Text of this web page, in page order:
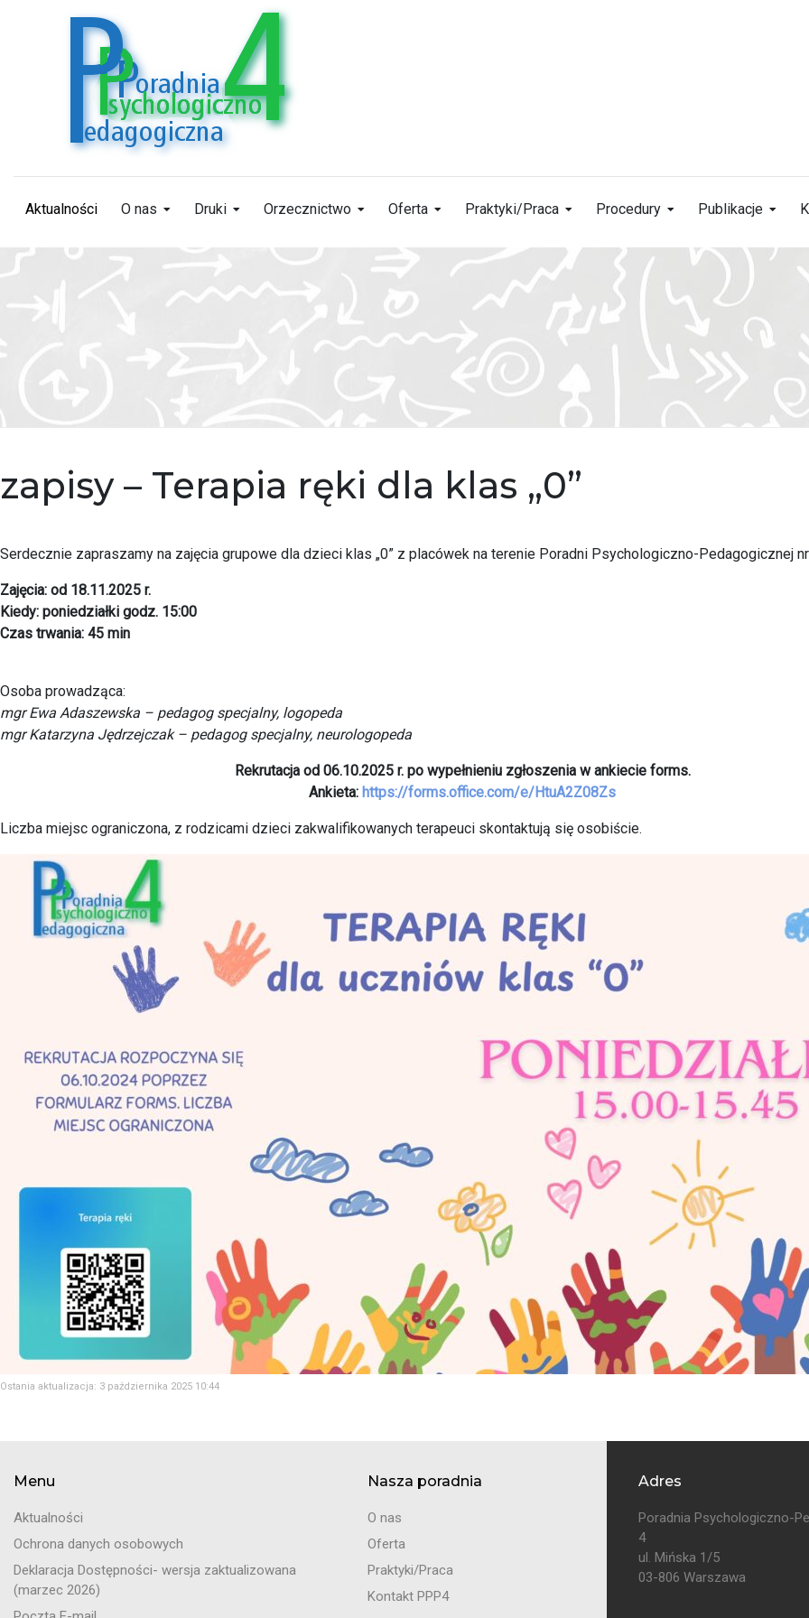
Aktualności O nas Druki Orzecznictwo Oferta Praktyki/Praca Procedury Publikacje
zapisy – Terapia ręki dla klas „0”
Serdecznie zapraszamy na zajęcia grupowe dla dzieci klas „0” z placówek na terenie Poradni Psychologiczno-Pedagogicznej
Zajęcia: od 18.11.2025 r.
Kiedy: poniedziałki godz. 15:00
Czas trwania: 45 min
Osoba prowadząca:
mgr Ewa Adaszewska – pedagog specjalny, logopeda
mgr Katarzyna Jędrzejczak – pedagog specjalny, neurologopeda
Rekrutacja od 06.10.2025 r. po wypełnieniu zgłoszenia w ankiecie forms.
Ankieta: https://forms.office.com/e/HtuA2Z08Zs
Liczba miejsc ograniczona, z rodzicami dzieci zakwalifikowanych terapeuci skontaktują się osobiście.
Ostania aktualizacja: 3 października 2025 10:44
Menu
Aktualności
Ochrona danych osobowych
Deklaracja Dostępności- wersja zaktualizowana
(marzec 2026)
Nasza poradnia
O nas
Oferta
Praktyki/Praca
Kontakt PPP4
Adres
Poradnia Psychologiczno-
4
ul. Mińska 1/5
03-806 Warszawa